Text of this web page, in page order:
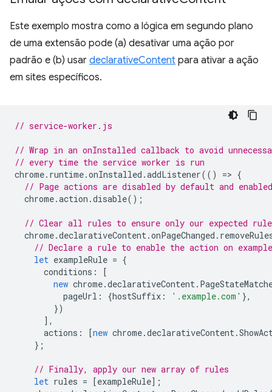
Este exemplo mostra como a lógica em segundo plano
de uma extensão pode (a) desativar uma ação por
padrão e (b) usar declarativeContent para ativar a ação
em sites específicos.
// service-worker.js
// Wrap in an onInstalled callback to avoid
// every time the service worker is run
chrome. runtime.onInstalled .addListener(() => {
// Page actions are disabled by default and
chrome.action .disable();
// Clear all rules to ensure only our expected
chrome.declarativeContent.onPageChanged .
// Declare a rule to enable the action on
let exampleRule = {
conditions :
[
new chrome.declarativeContent.
pageUrl : {hostSuffix : '.example.com' },
})
],
actions : [new chrome.declarativeContent.
};
// Finally, apply our new array of rules
let rules = [exampleRule];